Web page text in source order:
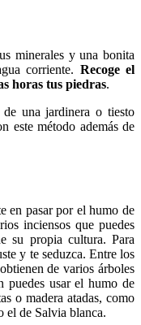
minerales y una bonita
corriente. Recoge el
horas tus piedras.
una jardinera o tiesto
este método además de
en pasar por el humo de
inciensos que puedes
su propia cultura. Para
y te seduzca. Entre los
de varios árboles
puedes usar el humo de
o madera atadas, como
el de Salvia blanca.